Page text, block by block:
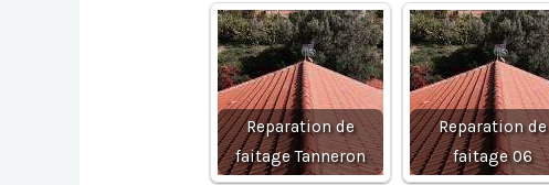
Reparation de
faitage Tanneron
Reparation de
faitage 06